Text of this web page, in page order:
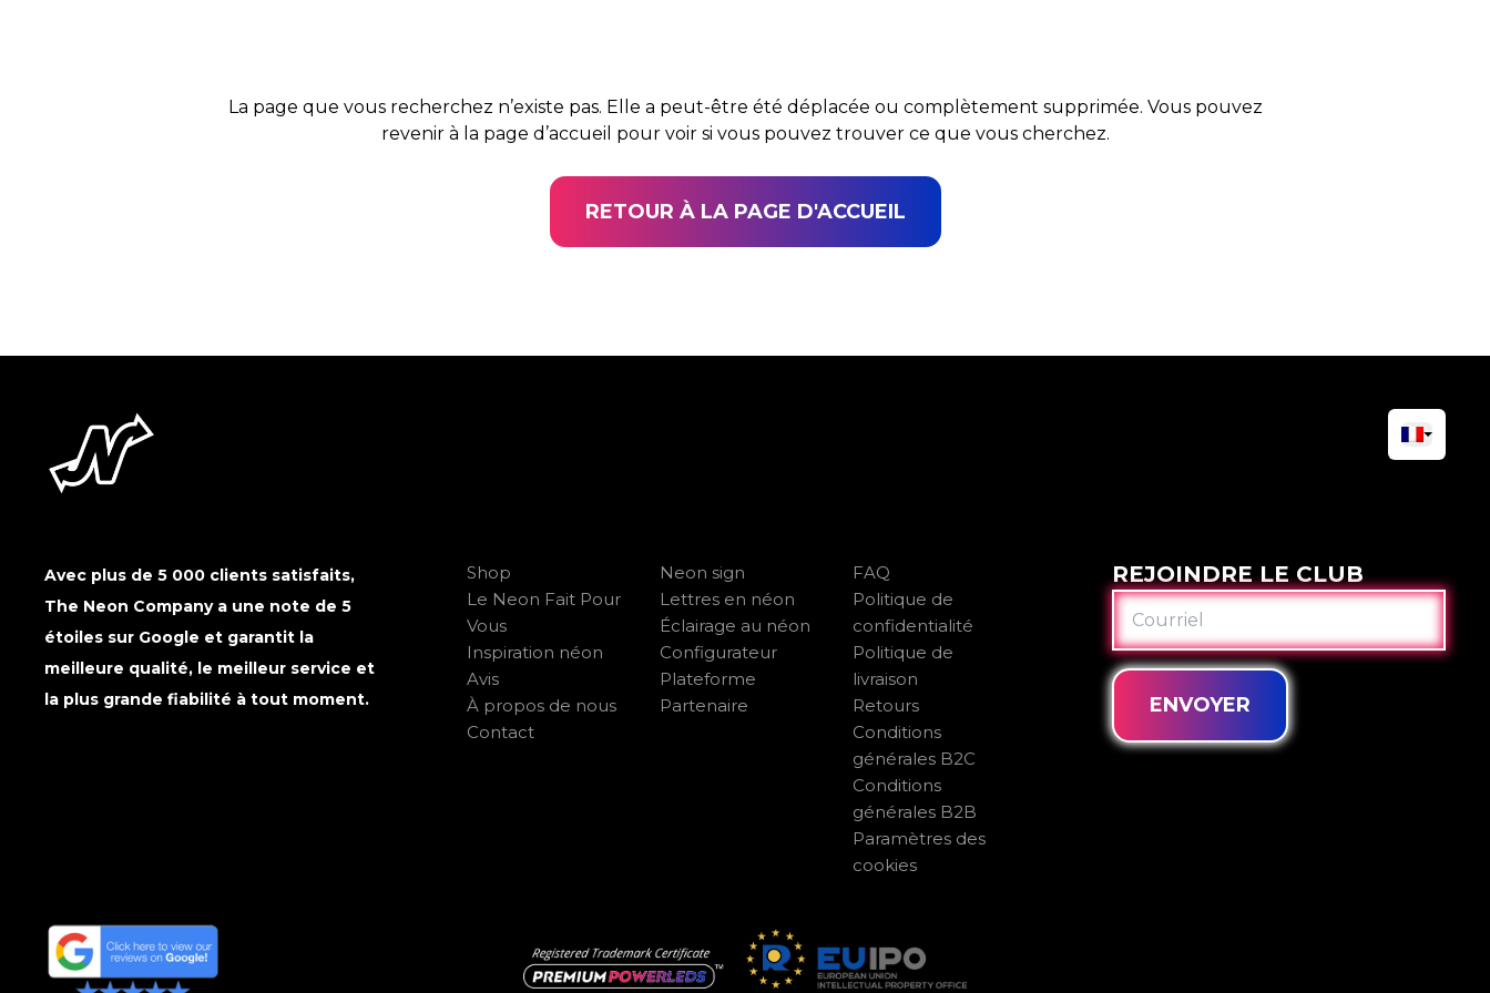
La page que vous recherchez n’existe pas. Elle a peut-être été déplacée ou complètement supprimée. Vous pouvez
revenir à la page d’accueil pour voir si vous pouvez trouver ce que vous cherchez.
RETOUR À LA PAGE D'ACCUEIL
Avec plus de 5 000 clients satisfaits,
The Neon Company a une note de 5
étoiles sur Google et garantit la
meilleure qualité, le meilleur service et
la plus grande fiabilité à tout moment.
Shop
Le Neon Fait Pour
Vous
Inspiration néon
Avis
À propos de nous
Contact
Neon sign
Lettres en néon
Éclairage au néon
Configurateur
Plateforme
Partenaire
FAQ
Politique de
confidentialité
Politique de
livraison
Retours
Conditions
générales B2C
Conditions
générales B2B
Paramètres des
cookies
REJOINDRE LE CLUB
COURRIEL
ENVOYER